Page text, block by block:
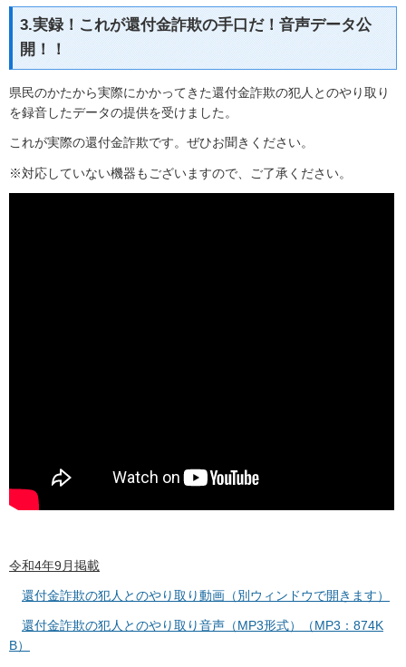
3.実録！これが還付金詐欺の手口だ！音声データ公
開！！
県民のかたから実際にかかってきた還付金詐欺の犯人とのやり取り
を録音したデータの提供を受けました。
これが実際の還付金詐欺です。ぜひお聞きください。
※対応していない機器もございますので、ご了承ください。
令和4年9月掲載
還付金詐欺の犯人とのやり取り動画（別ウィンドウで開きます）
還付金詐欺の犯人とのやり取り音声（MP3形式）（MP3：874K
B）